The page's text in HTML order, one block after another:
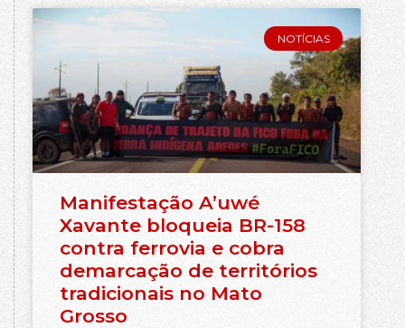
NOTÍCIAS
Manifestação A’uwé
Xavante bloqueia BR-158
contra ferrovia e cobra
demarcação de territórios
tradicionais no Mato
Grosso